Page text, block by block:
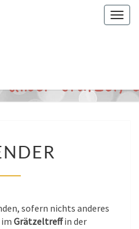
sofern nichts anderes
Grätzeltreffin der